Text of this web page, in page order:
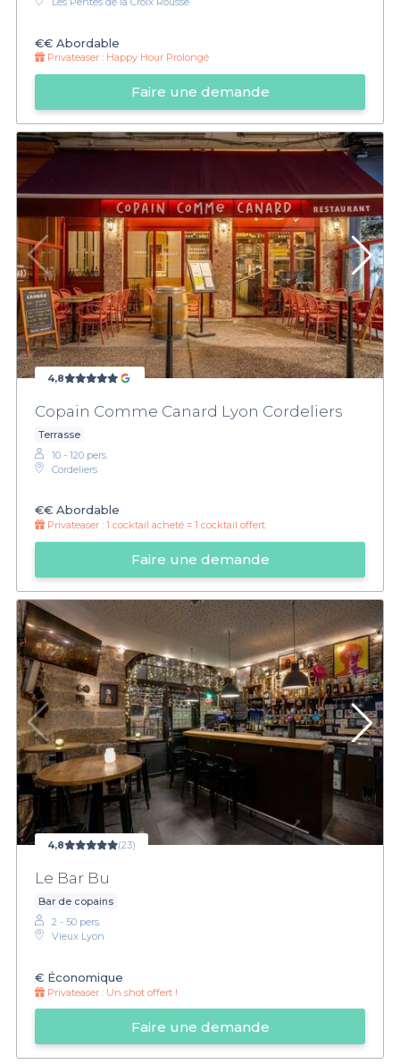
€€ Abordable
Privateaser : Happy Hour Prolongé
Faire une demande
4,8
Copain Comme Canard Lyon Cordeliers
Terrasse
10 - 120 pers.
Cordeliers
€€ Abordable
Privateaser : 1 cocktail acheté = 1 cocktail offert
Faire une demande
4,8 (23)
Le Bar Bu
Bar de copains
2 - 50 pers.
Vieux Lyon
€ Économique
Privateaser : Un shot offert !
Faire une demande